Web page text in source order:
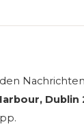
Dublin